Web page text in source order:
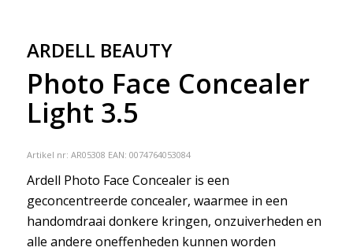
ARDELL BEAUTY
Photo Face Concealer
Light 3.5
Artikel nr: AR05308 EAN: 0074764053084
Ardell Photo Face Concealer is een
geconcentreerde concealer, waarmee in een
handomdraai donkere kringen, onzuiverheden en
alle andere oneffenheden kunnen worden